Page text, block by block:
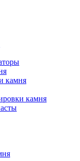
камня
камня